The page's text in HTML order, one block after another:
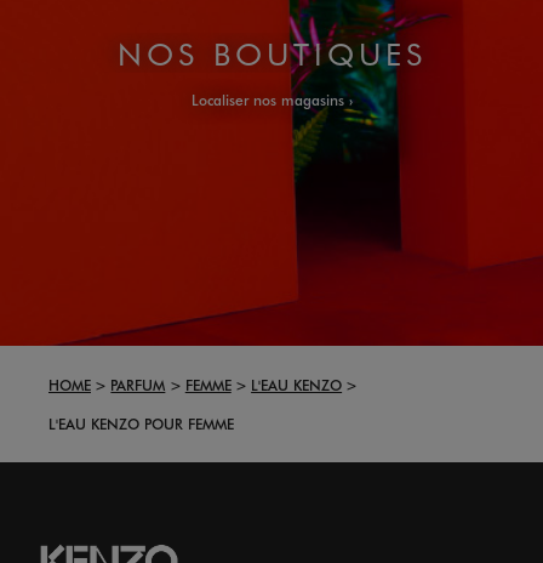
NOS BOUTIQUES
Localiser nos magasins
HOME PARFUM FEMME
L'EAU KENZO
L'EAU KENZO POUR FEMME